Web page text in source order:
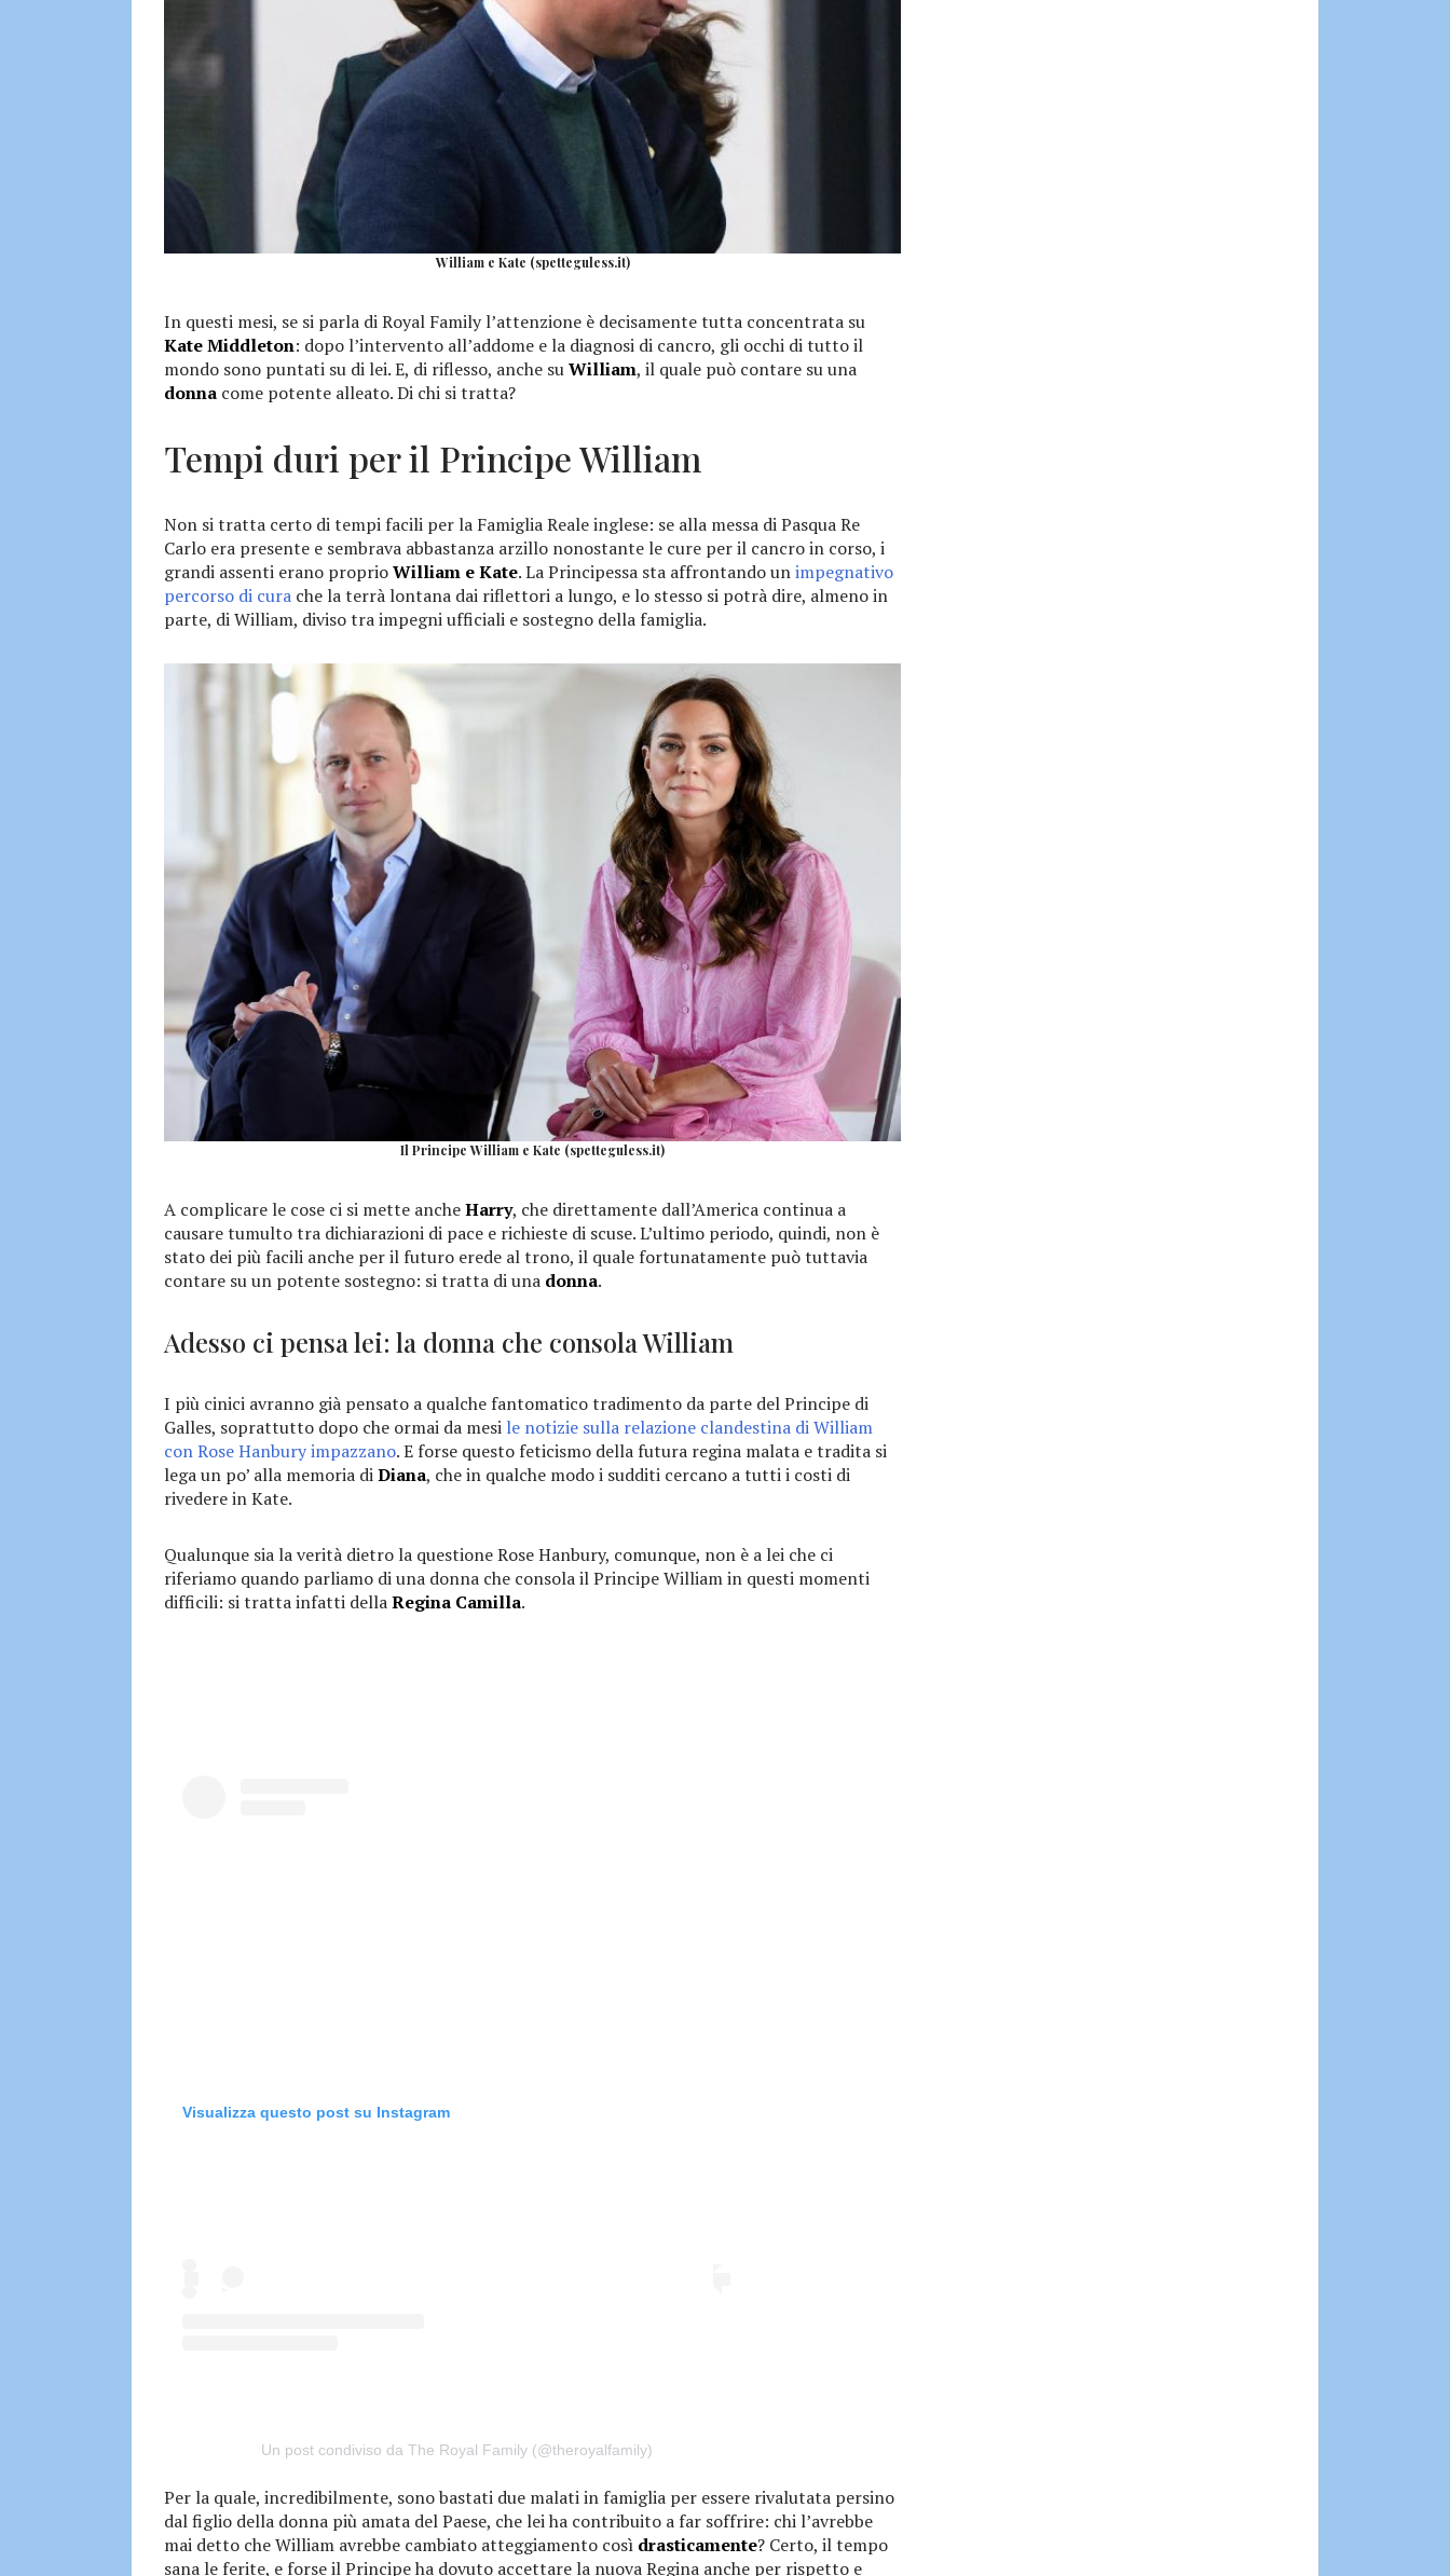
William e Kate (spetteguless.it)
In questi mesi, se si parla di Royal Family l’attenzione è decisamente tutta concentrata su
Kate Middleton: dopo l’intervento all’addome e la diagnosi di cancro, gli occhi di tutto il
mondo sono puntati su di lei. E, di riflesso, anche suWilliam, il quale può contare su una
donna come potente alleato. Di chi si tratta?
Tempi duri per il Principe William
Non si tratta certo di tempi facili per la Famiglia Reale inglese: se alla messa di Pasqua Re
Carlo era presente e sembrava abbastanza arzillo nonostante le cure per il cancro in corso, i
grandi assenti erano proprioWilliam e Kate. La Principessa sta affrontando unimpegnativo
percorso di cura che la terrà lontana dai riflettori a lungo, e lo stesso si potrà dire, almeno in
parte, di William, diviso tra impegni ufficiali e sostegno della famiglia.
Il Principe William e Kate (spetteguless.it)
A complicare le cose ci si mette ancheHarry, che direttamente dall’America continua a
causare tumulto tra dichiarazioni di pace e richieste di scuse. L’ultimo periodo, quindi, non è
stato dei più facili anche per il futuro erede al trono, il quale fortunatamente può tuttavia
contare su un potente sostegno: si tratta di una donna.
Adesso ci pensa lei: la donna che consola William
I più cinici avranno già pensato a qualche fantomatico tradimento da parte del Principe di
Galles, soprattutto dopo che ormai da mesi le notizie sulla relazione clandestina di William
con Rose Hanbury impazzano. E forse questo feticismo della futura regina malata e tradita si
lega un po’ alla memoria diDiana, che in qualche modo i sudditi cercano a tutti i costi di
rivedere in Kate.
Qualunque sia la verità dietro la questione Rose Hanbury, comunque, non è a lei che ci
riferiamo quando parliamo di una donna che consola il Principe William in questi momenti
difficili: si tratta infatti dellaRegina Camilla.
Visualizza questo post su Instagram
Un post condiviso da The Royal Family (@theroyalfamily)
Per la quale, incredibilmente, sono bastati due malati in famiglia per essere rivalutata persino
dal figlio della donna più amata del Paese, che lei ha contribuito a far soffrire: chi l’avrebbe
mai detto che William avrebbe cambiato atteggiamento così drasticamente? Certo, il tempo
sana le ferite, e forse il Principe ha dovuto accettare la nuova Regina anche per rispetto e